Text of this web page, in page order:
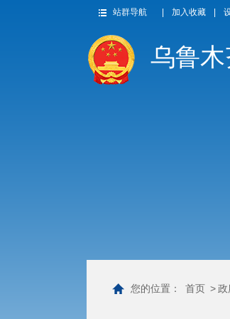
站群导航 加入收藏
乌鲁木
您的位置： 首页 >政